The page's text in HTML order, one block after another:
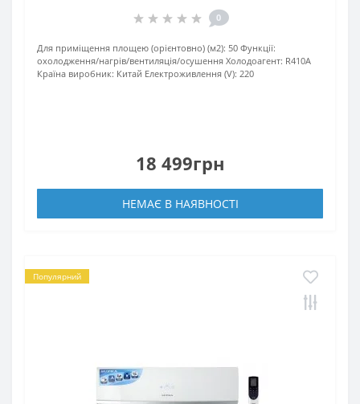
0
Для приміщення площею (орієнтовно) (м2): 50 Функції:
охолодження/нагрів/вентиляція/осушення Xолодоагент: R410A
Країна виробник: Китай Електроживлення (V): 220
18 499грн
НЕМАЄ В НАЯВНОСТІ
Популярний